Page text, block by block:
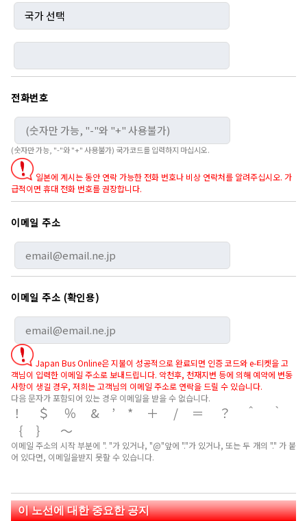
전화번호
(숫자만 가능, "-"와 "+" 사용불가) 국가코드를 입력하지 마십시오.
일본에 계시는 동안 연락 가능한 전화 번호나 비상 연락처를 알려주십시오. 가
급적이면 휴대 전화 번호를 권장합니다.
이메일 주소
이메일 주소 (확인용)
Japan Bus Online은 지불이 성공적으로 완료되면 인증 코드와 e-티켓을 고
객님이 입력한 이메일 주소로 보내드립니다. 악천후, 천재지변 등에 의해 예약에 변동
사항이 생길 경우, 저희는 고객님의 이메일 주소로 연락을 드릴 수 있습니다.
다음 문자가 포함되어 있는 경우 이메일을 받을 수 없습니다.
！＄％&’*＋/＝？＾｀
｛｝～
이메일 주소의 시작 부분에 ". "가 있거나, "@"앞에 "."가 있거나, 또는 두 개의 "." 가 붙
어 있다면, 이메일을받지 못할 수 있습니다.
이 노선에 대한 중요한 공지